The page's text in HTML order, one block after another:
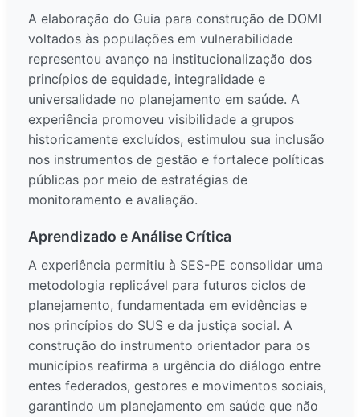
A elaboração do Guia para construção de DOMI
voltados às populações em vulnerabilidade
representou avanço na institucionalização dos
princípios de equidade, integralidade e
universalidade no planejamento em saúde. A
experiência promoveu visibilidade a grupos
historicamente excluídos, estimulou sua inclusão
nos instrumentos de gestão e fortalece políticas
públicas por meio de estratégias de
monitoramento e avaliação.
Aprendizado e Análise Crítica
A experiência permitiu à SES-PE consolidar uma
metodologia replicável para futuros ciclos de
planejamento, fundamentada em evidências e
nos princípios do SUS e da justiça social. A
construção do instrumento orientador para os
municípios reafirma a urgência do diálogo entre
entes federados, gestores e movimentos sociais,
garantindo um planejamento em saúde que não